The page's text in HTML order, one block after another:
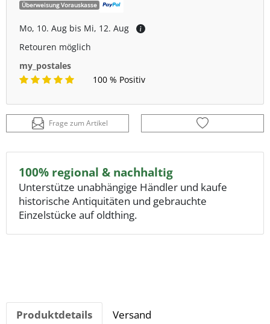
Überweisung Vorauskasse
Mo, 10. Aug bis Mi, 12. Aug
Retouren möglich
my_postales
100 % Positiv
Frage zum Artikel
100% regional & nachhaltig
Unterstütze unabhängige Händler und kaufe
historische Antiquitäten und gebrauchte
Einzelstücke auf oldthing.
Produktdetails Versand